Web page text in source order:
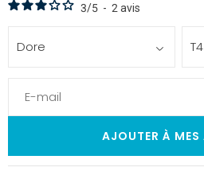
3/5 - 2avis
Dore T4